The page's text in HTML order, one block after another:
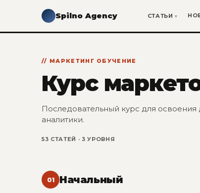
Spilno Agency СТАТЬИ
МАРКЕТИНГ ОБУЧЕНИЕ
Курс
Последовательный курс для
аналитики.
53 СТАТЕЙ · 3 УРОВНЯ
01 Начальный